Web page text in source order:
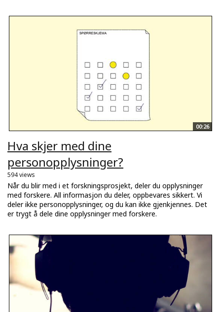
00:26
Hva skjer med dine
personopplysninger?
594 views
Når du blir med i et forskningsprosjekt, deler du opplysninger
med forskere. All informasjon du deler, oppbevares sikkert. Vi
deler ikke personopplysninger, og du kan ikke gjenkjennes. Det
er trygt å dele dine opplysninger med forskere.